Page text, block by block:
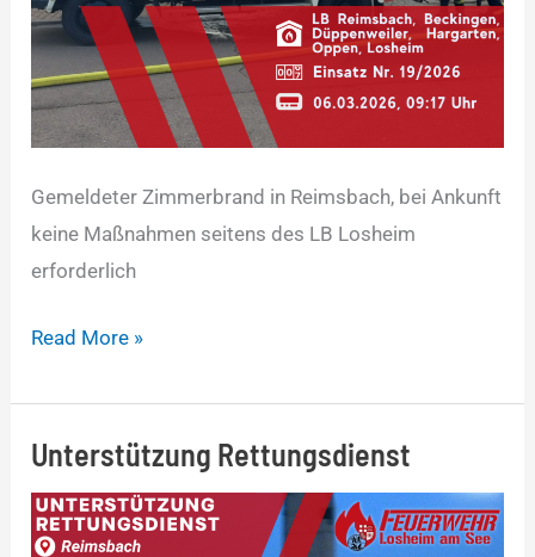
Gemeldeter Zimmerbrand in Reimsbach, bei Ankunft
keine Maßnahmen seitens des LB Losheim
erforderlich
Read More »
Unterstützung Rettungsdienst
Unterstützung
Rettungsdienst